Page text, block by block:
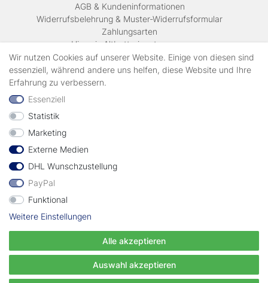
AGB & Kundeninformationen
Widerrufsbelehrung & Muster-Widerrufsformular
Zahlungsarten
Hinweis Altbatterieentsorgung
Versandkosten & Lieferinformationen
Zahlungsarten
geprüft durch
Vertrag widerrufen
© Copyright EWT 2024 | Alle Rechte vorbehalten.
Wir nutzen Cookies auf unserer Website. Einige von diesen sind
essenziell, während andere uns helfen, diese Website und Ihre
Erfahrung zu verbessern.
Essenziell
Statistik
Marketing
Externe Medien
DHL Wunschzustellung
PayPal
Funktional
Weitere Einstellungen
Alle akzeptieren
Auswahl akzeptieren